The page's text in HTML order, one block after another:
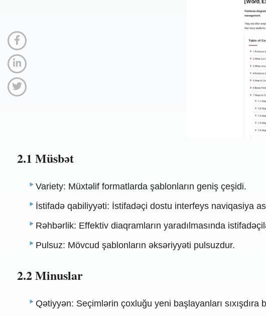
2.1 Müsbət
Variety: Müxtəlif formatlarda şablonların geniş çeşidi.
İstifadə qabiliyyəti: İstifadəçi dostu interfeys naviqasiya
Rəhbərlik: Effektiv diaqramların yaradılmasında
Pulsuz: Mövcud şablonların əksəriyyəti pulsuzdur.
2.2 Minuslar
Qətiyyən: Seçimlərin çoxluğu yeni başlayanları sıxışdıra